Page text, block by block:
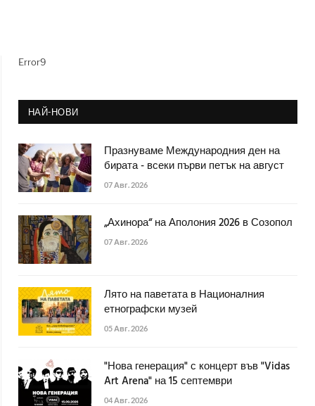
Error9
НАЙ-НОВИ
Празнуваме Международния ден на
бирата - всеки първи петък на август
07 Авг. 2026
„Ахинора“ на Аполония 2026 в Созопол
07 Авг. 2026
Лято на паветата в Националния
етнографски музей
05 Авг. 2026
"Нова генерация" с концерт във "Vidas
Art Arena" на 15 септември
04 Авг. 2026